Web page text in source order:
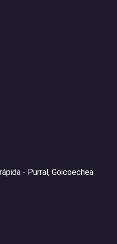
- Purral, Goicoechea